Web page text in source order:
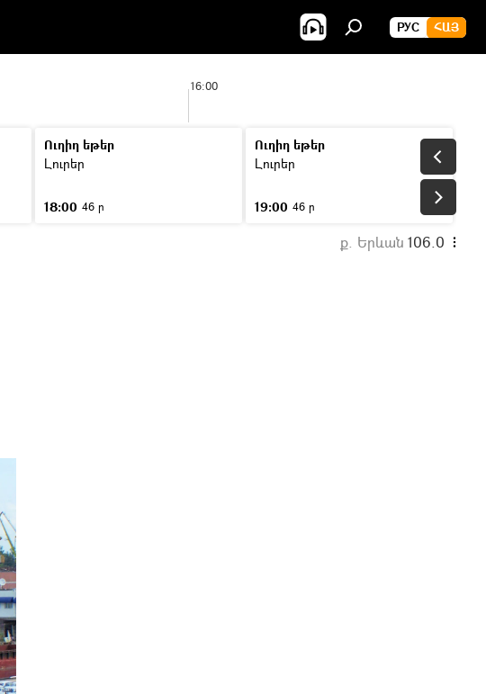
РУС ՀԱՅ
16:00
Ուղիղ եթեր
Լուրեր
18:00 46 ր
Ուղիղ եթեր
Լուրեր
19:00 46 ր
ք. Երևան 106.0